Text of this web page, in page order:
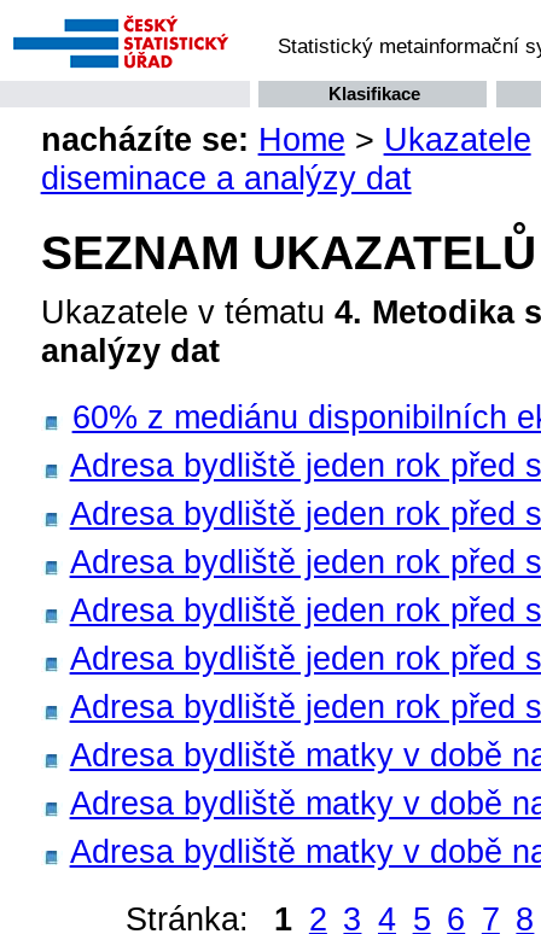
Statistický metainformační
Klasifikace
nacházíte se: Home > Ukazatele
diseminace a analýzy dat
SEZNAM UKAZATELŮ
Ukazatele v tématu 4. Metodika
analýzy dat
60% z mediánu disponibilních
Adresa bydliště jeden rok před
Adresa bydliště jeden rok před
Adresa bydliště jeden rok před
Adresa bydliště jeden rok před
Adresa bydliště jeden rok před
Adresa bydliště jeden rok před
Adresa bydliště matky v době
Adresa bydliště matky v době
Adresa bydliště matky v době
Stránka:
1 2 3 4 5 6 7 8